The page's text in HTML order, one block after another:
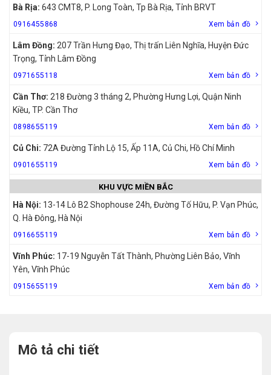
Bà Rịa: 643 CMT8, P. Long Toàn, Tp Bà Rịa, Tỉnh BRVT
0916455868 Xem bản đồ
Lâm Đồng: 207 Trần Hưng Đạo, Thị trấn Liên Nghĩa, Huyện Đức
Trọng, Tỉnh Lâm Đồng
0971655118 Xem bản đồ
Cần Thơ: 218 Đường 3 tháng 2, Phường Hưng Lợi, Quận Ninh
Kiều, TP. Cần Thơ
0898655119 Xem bản đồ
Củ Chi: 72A Đường Tỉnh Lộ 15, Ấp 11A, Củ Chi, Hồ Chí Minh
0901655119 Xem bản đồ
KHU VỰC MIỀN BẮC
Hà Nội: 13-14 Lô B2 Shophouse 24h, Đường Tố Hữu, P. Vạn Phúc,
Q. Hà Đông, Hà Nội
0916655119 Xem bản đồ
Vĩnh Phúc: 17-19 Nguyễn Tất Thành, Phường Liên Bảo, Vĩnh
Yên, Vĩnh Phúc
0915655119 Xem bản đồ
Mô tả chi tiết